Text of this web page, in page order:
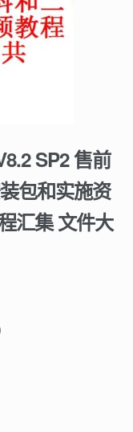
SP2 售前
包和实施资
汇集 文件大